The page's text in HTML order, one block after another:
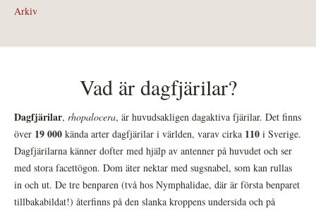
Arkiv
Vad är dagfjärilar?
Dagfjärilar, rhopalocera, är huvudsakligen dagaktiva fjärilar. Det finns
över 19 000 kända arter dagfjärilar i världen, varav cirka 110 i Sverige.
Dagfjärilarna känner dofter med hjälp av antenner på huvudet och ser
med stora facettögon. Dom äter nektar med sugsnabel, som kan rullas
in och ut. De tre benparen (två hos Nymphalidae, där är första benparet
tillbakabildat!) återfinns på den slanka kroppens undersida och på